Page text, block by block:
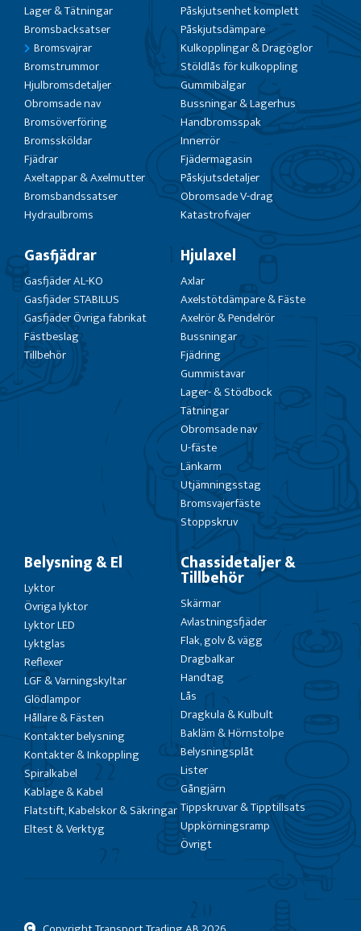
Lager & Tätningar
Bromsbacksatser
Bromsvajrar
Bromstrummor
Hjulbromsdetaljer
Obromsade nav
Bromsöverföring
Bromssköldar
Fjädrar
Axeltappar & Axelmutter
Bromsbandssatser
Hydraulbroms
Påskjutsenhet komplett
Påskjutsdämpare
Kulkopplingar & Dragöglor
Stöldlås för kulkoppling
Gummibälgar
Bussningar & Lagerhus
Handbromsspak
Innerrör
Fjädermagasin
Påskjutsdetaljer
Obromsade V-drag
Katastrofvajer
Gasfjädrar
Gasfjäder AL-KO
Gasfjäder STABILUS
Gasfjäder Övriga fabrikat
Fästbeslag
Tillbehör
Hjulaxel
Axlar
Axelstötdämpare & Fäste
Axelrör & Pendelrör
Bussningar
Fjädring
Gummistavar
Lager- & Stödbock
Tätningar
Obromsade nav
U-fäste
Länkarm
Utjämningsstag
Bromsvajerfäste
Stoppskruv
Belysning & El
Lyktor
Övriga lyktor
Lyktor LED
Lyktglas
Reflexer
LGF & Varningskyltar
Glödlampor
Hållare & Fästen
Kontakter belysning
Kontakter & Inkoppling
Spiralkabel
Kablage & Kabel
Flatstift, Kabelskor & Säkringar
Eltest & Verktyg
Chassidetaljer &
Tillbehör
Skärmar
Avlastningsfjäder
Flak, golv & vägg
Dragbalkar
Handtag
Lås
Dragkula & Kulbult
Bakläm & Hörnstolpe
Belysningsplåt
Lister
Gångjärn
Tippskruvar & Tipptillsats
Uppkörningsramp
Övrigt